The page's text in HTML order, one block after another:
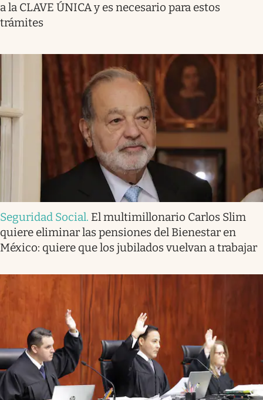
a la CLAVE ÚNICA y es necesario para estos
trámites
Seguridad Social. El multimillonario Carlos Slim
quiere eliminar las pensiones del Bienestar en
México: quiere que los jubilados vuelvan a trabajar